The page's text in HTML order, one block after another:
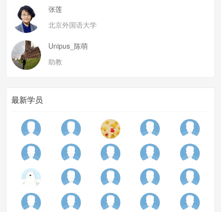
张莲
北京外国语大学
Unipus_陈萌
助教
最新学员